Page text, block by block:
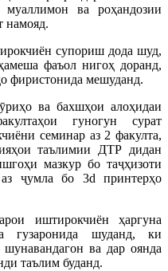
ва роҳандозии
намояд.
супориш дода шуд,
фаъол нигоҳ доранд,
фиристонида мешуданд.
ва бахшҳои алоҳидаи
гуногун сурат
семинар аз 2 факулта,
таълимии ДТР дидан
мазкур бо таҷҳизоти
ҷумла бо 3d принтерҳо
иштирокчиён ҳаргуна
гузаронида шуданд, ки
ва дар оянда
таълим буданд.